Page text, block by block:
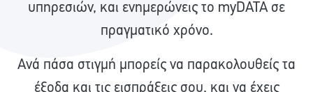
υπηρεσιών, και ενημερώνεις το myDATA σε
πραγματικό χρόνο.
Ανά πάσα στιγμή μπορείς να παρακολουθείς τα
έξοδα και τις εισπράξεις σου, και να έχεις